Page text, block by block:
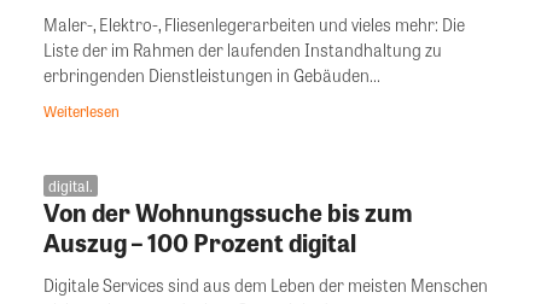
Maler-, Elektro-, Fliesenlegerarbeiten und vieles mehr: Die
Liste der im Rahmen der laufenden Instandhaltung zu
erbringenden Dienstleistungen in Gebäuden...
Weiterlesen
digital.
Von der Wohnungssuche bis zum
Auszug – 100 Prozent digital
Digitale Services sind aus dem Leben der meisten Menschen